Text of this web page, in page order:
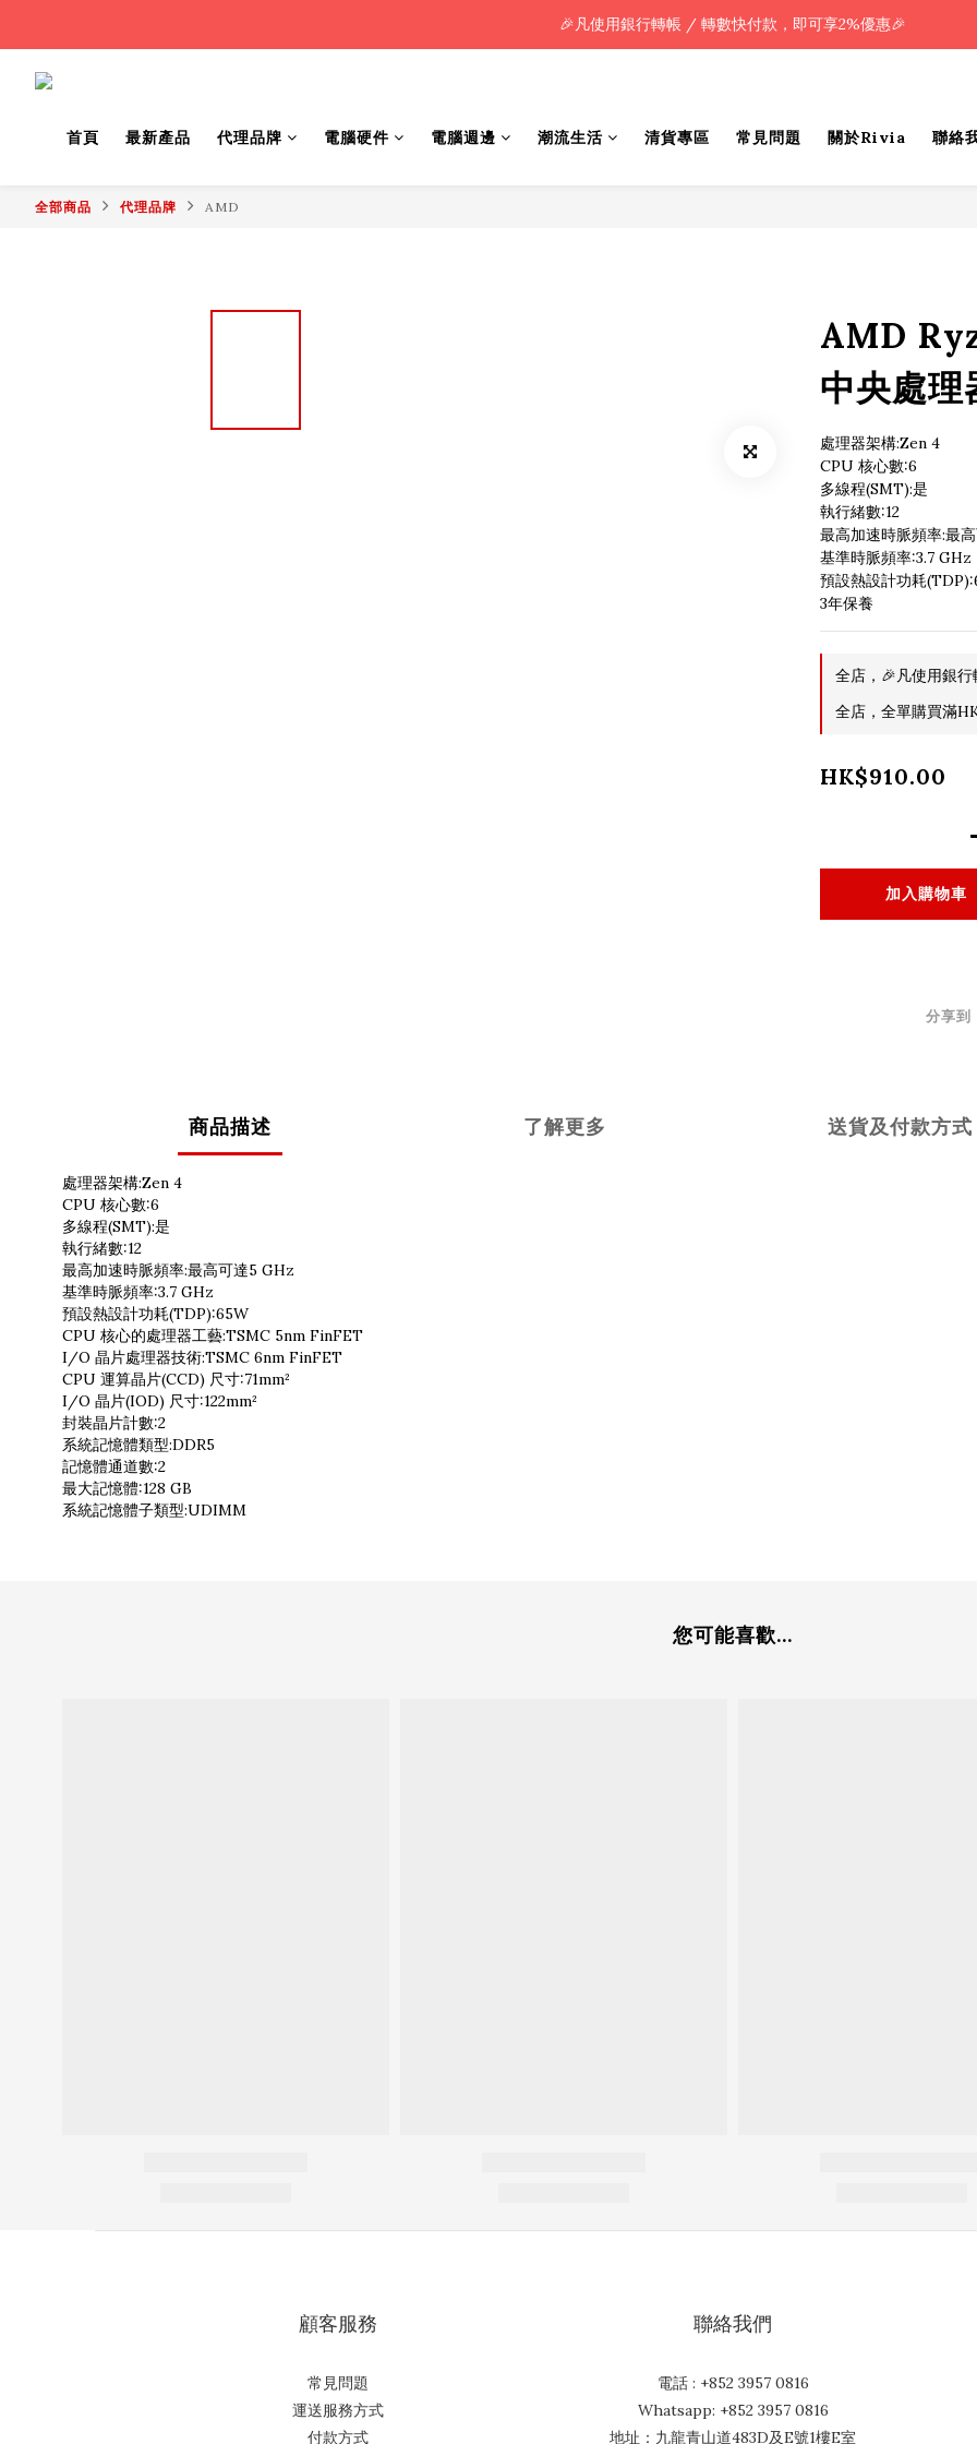
🎉凡使用銀行轉帳 / 轉數快付款，即可享2%優惠🎉
🎉凡使用銀行轉帳 / 轉數快付款，即可享2%優惠🎉
首頁 最新產品 代理品牌 電腦硬件 電腦週邊 潮流生活 清貨專區 常見問題 關於Rivia 聯絡
全部商品 代理品牌 AMD
AMD
中央處理
處理器架構:Zen 4
CPU 核心數:6
多線程(SMT):是
執行緒數:12
最高加速時脈頻率:最
基準時脈頻率:3.7 GHz
預設熱設計功耗
3年保養
全店，🎉凡使用銀
全店，全單購買滿
HK$910.00
加入購物車
分享到
商品描述 了解更多 送貨及付款方式
處理器架構:Zen 4
CPU 核心數:6
多線程(SMT):是
執行緒數:12
最高加速時脈頻率:最高可達5 GHz
基準時脈頻率:3.7 GHz
預設熱設計功耗(TDP):65W
CPU 核心的處理器工藝:TSMC 5nm FinFET
I/O 晶片處理器技術:TSMC 6nm FinFET
CPU 運算晶片(CCD) 尺寸:71mm²
I/O 晶片(IOD) 尺寸:122mm²
封裝晶片計數:2
系統記憶體類型:DDR5
記憶體通道數:2
最大記憶體:128 GB
系統記憶體子類型:UDIMM
您可能喜歡...
顧客服務
常見問題
運送服務方式
付款方式
聯絡我們
電話 : +852 3957 0816
Whatsapp: +852 3957 0816
地址：九龍青山道483D及E號1樓E室